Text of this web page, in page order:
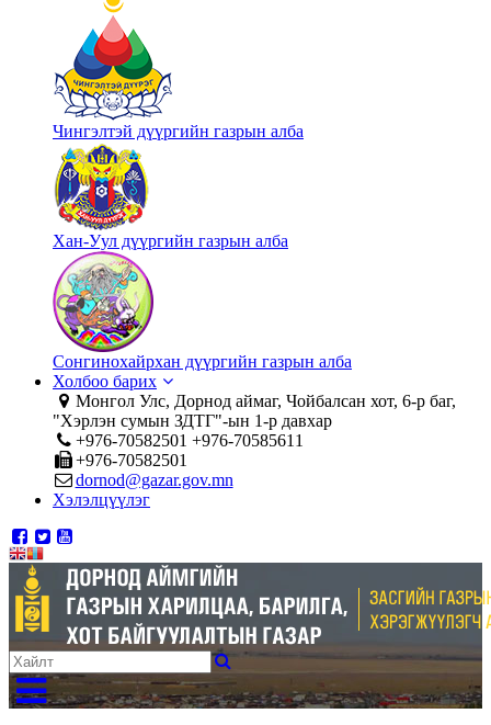
Чингэлтэй дүүргийн газрын алба
Хан-Уул дүүргийн газрын алба
Сонгинохайрхан дүүргийн газрын алба
Холбоо барих
Монгол Улс, Дорнод аймаг, Чойбалсан хот, 6-р баг,
"Хэрлэн сумын ЗДТГ"-ын 1-р давхар
+976-70582501 +976-70585611
+976-70582501
dornod@gazar.gov.mn
Хэлэлцүүлэг